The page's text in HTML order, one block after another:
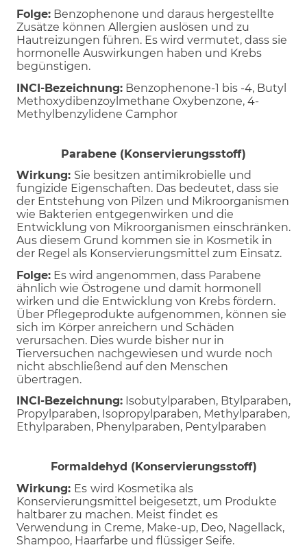
Folge: Benzophenone und daraus hergestellte
Zusätze können Allergien auslösen und zu
Hautreizungen führen. Es wird vermutet, dass sie
hormonelle Auswirkungen haben und Krebs
begünstigen.
INCI-Bezeichnung: Benzophenone-1 bis -4, Butyl
Methoxydibenzoylmethane Oxybenzone, 4-
Methylbenzylidene Camphor
Parabene (Konservierungsstoff)
Wirkung: Sie besitzen antimikrobielle und
fungizide Eigenschaften. Das bedeutet, dass sie
der Entstehung von Pilzen und Mikroorganismen
wie Bakterien entgegenwirken und die
Entwicklung von Mikroorganismen einschränken.
Aus diesem Grund kommen sie in Kosmetik in
der Regel als Konservierungsmittel zum Einsatz.
Folge: Es wird angenommen, dass Parabene
ähnlich wie Östrogene und damit hormonell
wirken und die Entwicklung von Krebs fördern.
Über Pflegeprodukte aufgenommen, können sie
sich im Körper anreichern und Schäden
verursachen. Dies wurde bisher nur in
Tierversuchen nachgewiesen und wurde noch
nicht abschließend auf den Menschen
übertragen.
INCI-Bezeichnung: Isobutylparaben, Btylparaben,
Propylparaben, Isopropylparaben, Methylparaben,
Ethylparaben, Phenylparaben, Pentylparaben
Formaldehyd (Konservierungsstoff)
Wirkung: Es wird Kosmetika als
Konservierungsmittel beigesetzt, um Produkte
haltbarer zu machen. Meist findet es
Verwendung in Creme, Make-up, Deo, Nagellack,
Shampoo, Haarfarbe und flüssiger Seife.